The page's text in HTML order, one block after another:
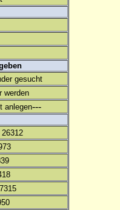
gesucht
werden
anlegen---